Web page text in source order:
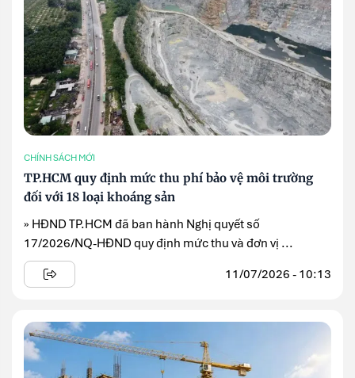
CHÍNH SÁCH MỚI
TP.HCM quy định mức thu phí bảo vệ môi trường
đối với 18 loại khoáng sản
» HĐND TP.HCM đã ban hành Nghị quyết số
17/2026/NQ-HĐND quy định mức thu và đơn vị ...
11/07/2026 - 10:13